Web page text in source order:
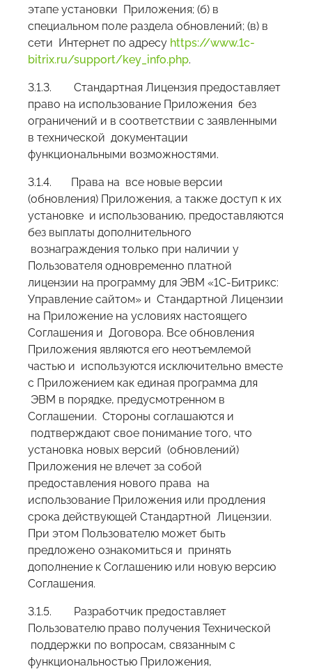
этапе установки Приложения; (б) в
специальном поле раздела обновлений; (в) в
сети Интернет по адресу https://www.1c-
bitrix.ru/support/key_info.php.
3.1.3. Стандартная Лицензия предоставляет
право на использование Приложения без
ограничений и в соответствии с заявленными
в технической документации
функциональными возможностями.
3.1.4. Права на все новые версии
(обновления) Приложения, а также доступ к их
установке и использованию, предоставляются
без выплаты дополнительного
вознаграждения только при наличии у
Пользователя одновременно платной
лицензии на программу для ЭВМ «1С-Битрикс:
Управление сайтом» и Стандартной Лицензии
на Приложение на условиях настоящего
Соглашения и Договора. Все обновления
Приложения являются его неотъемлемой
частью и используются исключительно вместе
с Приложением как единая программа для
ЭВМ в порядке, предусмотренном в
Соглашении. Стороны соглашаются и
подтверждают свое понимание того, что
установка новых версий (обновлений)
Приложения не влечет за собой
предоставления нового права на
использование Приложения или продления
срока действующей Стандартной Лицензии.
При этом Пользователю может быть
предложено ознакомиться и принять
дополнение к Соглашению или новую версию
Соглашения.
3.1.5. Разработчик предоставляет
Пользователю право получения Технической
поддержки по вопросам, связанным с
функциональностью Приложения,